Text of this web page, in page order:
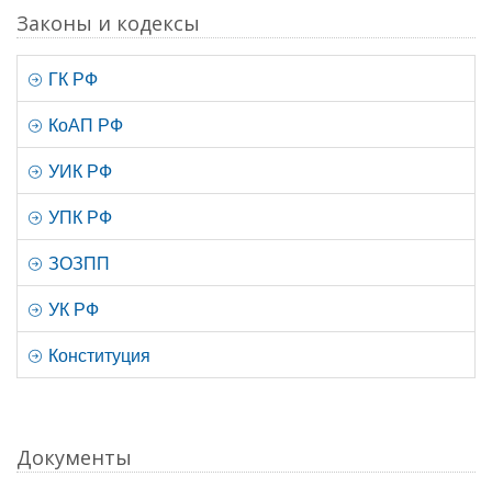
Законы и кодексы
ГК РФ
КоАП РФ
УИК РФ
УПК РФ
ЗОЗПП
УК РФ
Конституция
Документы